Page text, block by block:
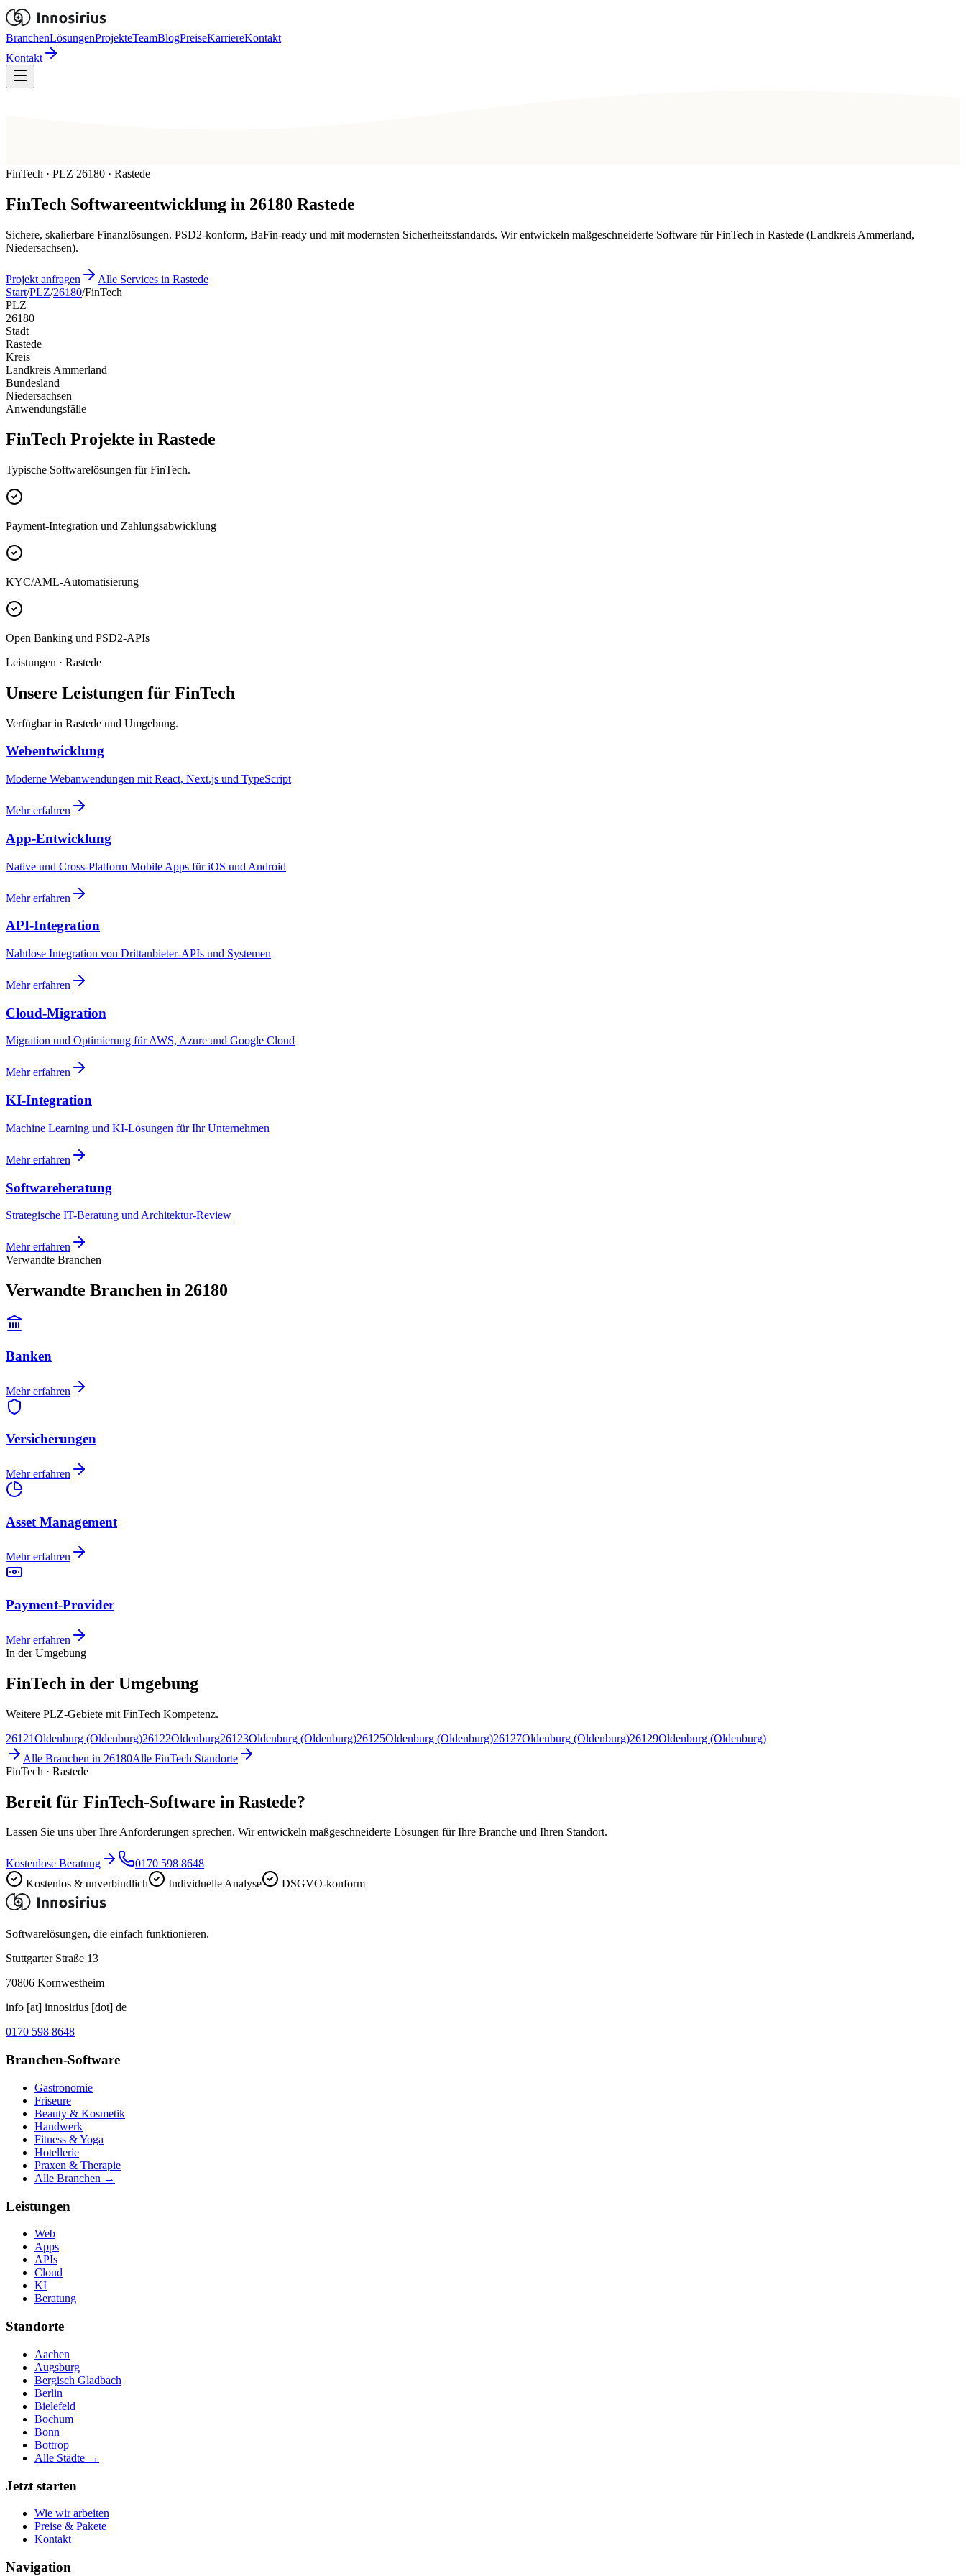
BranchenLösungenProjekteTeamBlogPreiseKarriereKontakt
Kontakt
FinTech · PLZ 26180 · Rastede
FinTech Softwareentwicklung in 26180 Rastede
Sichere, skalierbare Finanzlösungen. PSD2-konform, BaFin-ready und mit modernsten Sicherheitsstandards. Wir entwickeln maßgeschneiderte Software für FinTech in Rastede (Landkreis Ammerland,
Niedersachsen).
Projekt anfragen
Alle Services in Rastede
Start/PLZ/26180/FinTech
PLZ
26180
Stadt
Rastede
Kreis
Landkreis Ammerland
Bundesland
Niedersachsen
Anwendungsfälle
FinTech Projekte in Rastede
Typische Softwarelösungen für FinTech.
Payment-Integration und Zahlungsabwicklung
KYC/AML-Automatisierung
Open Banking und PSD2-APIs
Leistungen · Rastede
Unsere Leistungen für FinTech
Verfügbar in Rastede und Umgebung.
Webentwicklung
Moderne Webanwendungen mit React, Next.js und TypeScript
Mehr erfahren
App-Entwicklung
Native und Cross-Platform Mobile Apps für iOS und Android
Mehr erfahren
API-Integration
Nahtlose Integration von Drittanbieter-APIs und Systemen
Mehr erfahren
Cloud-Migration
Migration und Optimierung für AWS, Azure und Google Cloud
Mehr erfahren
KI-Integration
Machine Learning und KI-Lösungen für Ihr Unternehmen
Mehr erfahren
Softwareberatung
Strategische IT-Beratung und Architektur-Review
Mehr erfahren
Verwandte Branchen
Verwandte Branchen in 26180
Banken
Mehr erfahren
Versicherungen
Mehr erfahren
Asset Management
Mehr erfahren
Payment-Provider
Mehr erfahren
In der Umgebung
FinTech in der Umgebung
Weitere PLZ-Gebiete mit FinTech Kompetenz.
26121Oldenburg (Oldenburg)26122Oldenburg26123Oldenburg (Oldenburg)26125Oldenburg (Oldenburg)26127Oldenburg (Oldenburg)26129Oldenburg (Oldenburg)
Alle Branchen in 26180Alle FinTech Standorte
FinTech · Rastede
Bereit für FinTech-Software in Rastede?
Lassen Sie uns über Ihre Anforderungen sprechen. Wir entwickeln maßgeschneiderte Lösungen für Ihre Branche und Ihren Standort.
Kostenlose Beratung
0170 598 8648
Kostenlos & unverbindlich
Individuelle Analyse DSGVO-konform
Softwarelösungen, die einfach funktionieren.
Stuttgarter Straße 13
70806 Kornwestheim
info [at] innosirius [dot] de
0170 598 8648
Branchen-Software
Gastronomie
Friseure
Beauty & Kosmetik
Handwerk
Fitness & Yoga
Hotellerie
Praxen & Therapie
Alle Branchen →
Leistungen
Web
Apps
APIs
Cloud
KI
Beratung
Standorte
Aachen
Augsburg
Bergisch Gladbach
Berlin
Bielefeld
Bochum
Bonn
Bottrop
Alle Städte →
Jetzt starten
Wie wir arbeiten
Preise & Pakete
Kontakt
Navigation